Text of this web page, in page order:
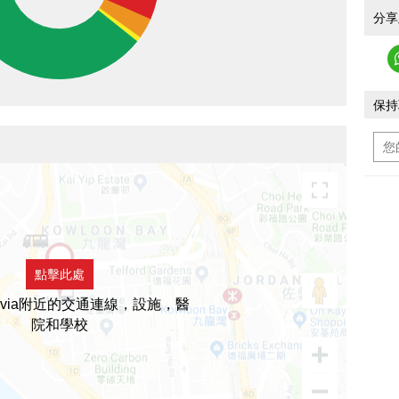
分
保
點擊此處
附近的交通連線，設施，醫
院和學校